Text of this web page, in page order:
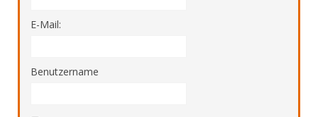
E-Mail:
Benutzername